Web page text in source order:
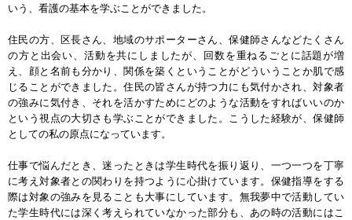
いう、看護の基本を学ぶことができました。
住民の方、区長さん、地域のサポーターさん、保健師さんなどたくさん
の方と出会い、活動を共にしましたが、回数を重ねるごとに話題が増
え、顔と名前も分かり、関係を築くということがどういうことか肌で感
じることができました。住民の皆さんが持つ力にも気付かされ、対象者
の強みに気付き、それを活かすためにどのような活動をすればいいのか
という視点の大切さも学ぶことができました。こうした経験が、保健師
としての私の原点になっています。
仕事で悩んだとき、迷ったときは学生時代を振り返り、一つ一つを丁寧
に考え対象者との関わりを持つように心掛けています。保健指導をする
際は対象の強みを見ることも大事にしています。無我夢中で活動してい
た学生時代には深く考えられていなかった部分も、あの時の活動にはこ